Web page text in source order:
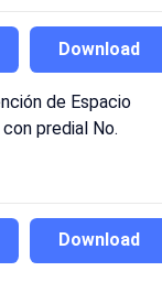
Download
de Espacio
predial No.
Download